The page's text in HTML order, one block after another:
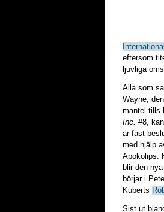
eftersom
ljuvliga
Alla som
Wayne,
mantel tills
Inc. #8,
är fast
med hjälp
Apokolips.
blir den
börjar i
Kuberts
Sist ut